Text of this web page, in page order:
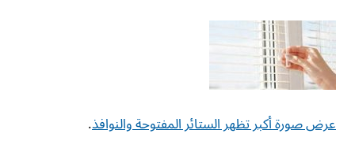
عرض صورة أكبر تظهر الستائر المفتوحة والنوافذ.